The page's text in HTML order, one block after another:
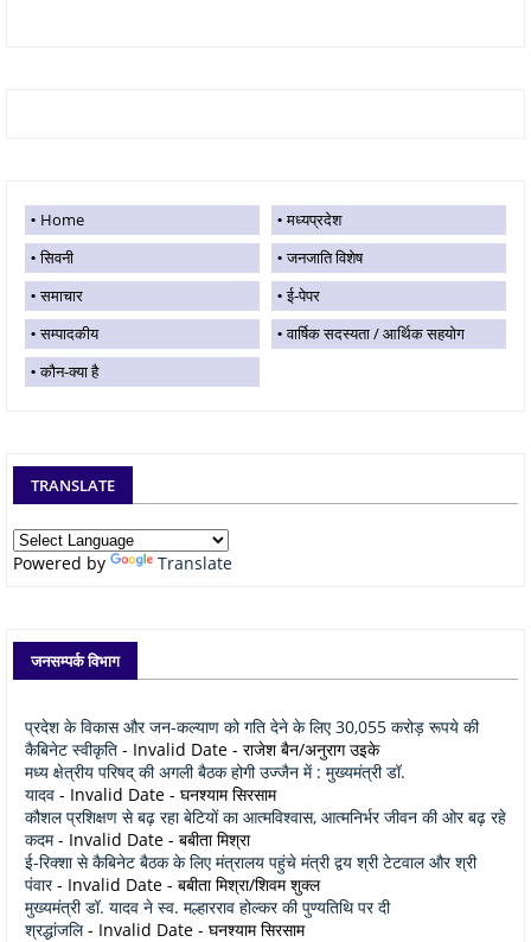
Home
मध्यप्रदेश
सिवनी
जनजाति विशेष
समाचार
ई-पेपर
सम्पादकीय
वार्षिक सदस्यता / आर्थिक सहयोग
कौन-क्या है
TRANSLATE
Powered by Translate
जनसम्पर्क विभाग
प्रदेश के विकास और जन-कल्याण को गति देने के लिए 30,055 करोड़ रूपये की
कैबिनेट स्वीकृति - Invalid Date - राजेश बैन/अनुराग उइके
मध्य क्षेत्रीय परिषद् की अगली बैठक होगी उज्जैन में : मुख्यमंत्री डॉ.
यादव - Invalid Date - घनश्याम सिरसाम
कौशल प्रशिक्षण से बढ़ रहा बेटियों का आत्मविश्वास, आत्मनिर्भर जीवन की ओर बढ़ रहे
कदम- Invalid Date - बबीता मिश्रा
ई-रिक्शा से कैबिनेट बैठक के लिए मंत्रालय पहुंचे मंत्री द्वय श्री टेटवाल और श्री
पंवार- Invalid Date - बबीता मिश्रा/शिवम शुक्ल
मुख्यमंत्री डॉ. यादव ने स्व. मल्हारराव होल्कर की पुण्यतिथि पर दी
श्रद्धांजलि- Invalid Date - घनश्याम सिरसाम